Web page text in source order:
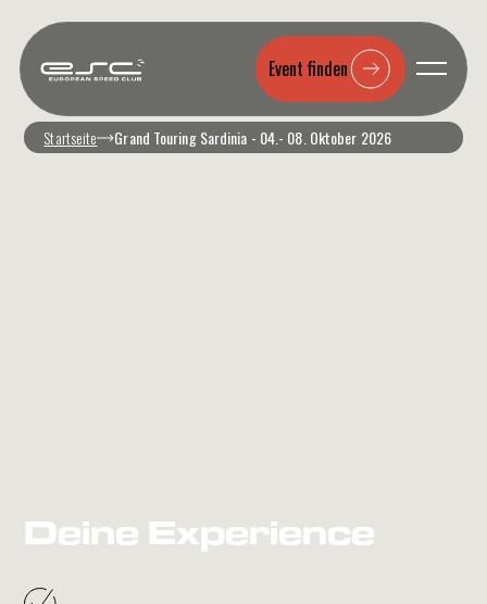
Event finden
Startseite Grand Touring Sardinia - 04.- 08. Oktober 2026
Deine Experience